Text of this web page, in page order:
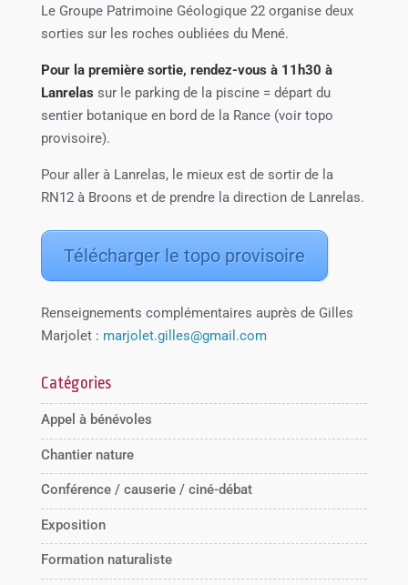
Le Groupe Patrimoine Géologique 22 organise deux
sorties sur les roches oubliées du Mené.
Pour la première sortie, rendez-vous à 11h30 à
Lanrelas sur le parking de la piscine = départ du
sentier botanique en bord de la Rance (voir topo
provisoire).
Pour aller à Lanrelas, le mieux est de sortir de la
RN12 à Broons et de prendre la direction de Lanrelas.
Télécharger le topo provisoire
Renseignements complémentaires auprès de Gilles
Marjolet : marjolet.gilles@gmail.com
Catégories
Appel à bénévoles
Chantier nature
Conférence / causerie / ciné-débat
Exposition
Formation naturaliste